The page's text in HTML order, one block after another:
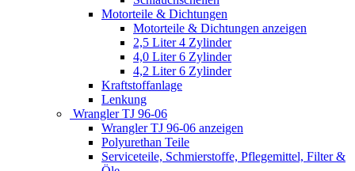
Motorteile & Dichtungen
Motorteile & Dichtungen anzeigen
2,5 Liter 4 Zylinder
4,0 Liter 6 Zylinder
4,2 Liter 6 Zylinder
Kraftstoffanlage
Lenkung
Wrangler TJ 96-06
Wrangler TJ 96-06 anzeigen
Polyurethan Teile
Serviceteile, Schmierstoffe, Pflegemittel, Filter &